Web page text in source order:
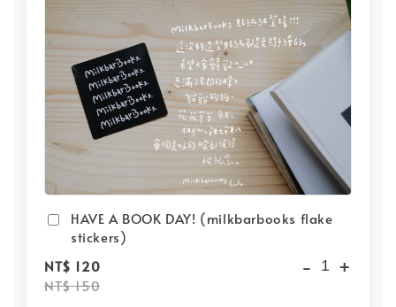
HAVE A BOOK DAY! (milkbarbooks flake
stickers)
NT$ 120
NT$ 150
- +